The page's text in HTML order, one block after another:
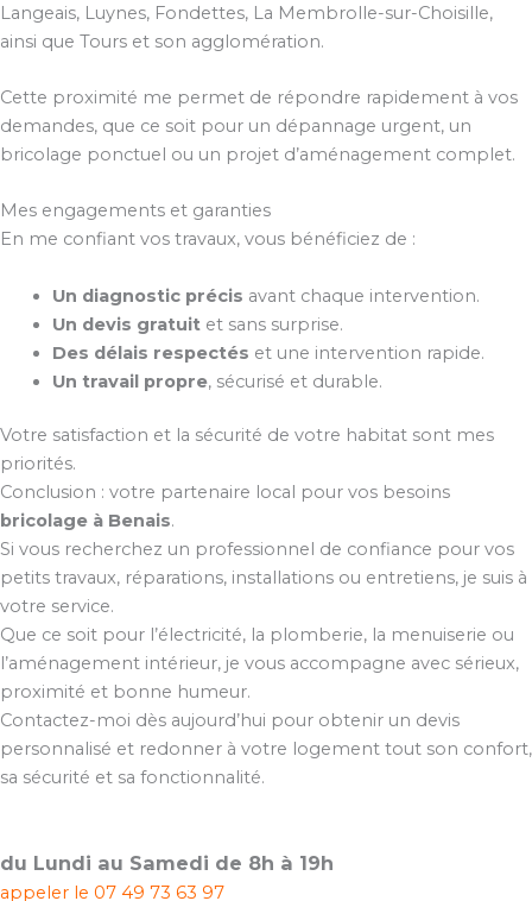
Langeais, Luynes, Fondettes, La Membrolle-sur-Choisille,
ainsi que Tours et son agglomération.
Cette proximité me permet de répondre rapidement à vos
demandes, que ce soit pour un dépannage urgent, un
bricolage ponctuel ou un projet d’aménagement complet.
Mes engagements et garanties
En me confiant vos travaux, vous bénéficiez de :
Un diagnostic précis avant chaque intervention.
Un devis gratuitet sans surprise.
Des délais respectés et une intervention rapide.
Un travail propre, sécurisé et durable.
Votre satisfaction et la sécurité de votre habitat sont mes
priorités.
Conclusion : votre partenaire local pour vos besoins
bricolage à Benais.
Si vous recherchez un professionnel de confiance pour vos
petits travaux, réparations, installations ou entretiens, je suis à
votre service.
Que ce soit pour l’électricité, la plomberie, la menuiserie ou
l’aménagement intérieur, je vous accompagne avec sérieux,
proximité et bonne humeur.
Contactez-moi dès aujourd’hui pour obtenir un devis
personnalisé et redonner à votre logement tout son confort,
sa sécurité et sa fonctionnalité.
du Lundi au Samedi de 8h à 19h
appeler le 07 49 73 63 97